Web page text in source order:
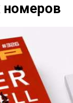
номеров